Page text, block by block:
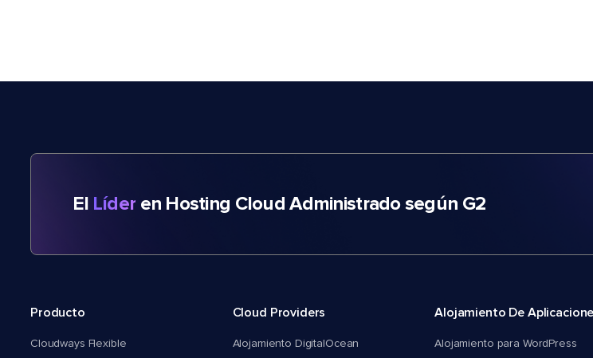
El Líder en Hosting Cloud Administrado según G2
Producto
Cloudways Flexible
Cloud Providers
Alojamiento DigitalOcean
Alojamiento De
Alojamiento para WordPress